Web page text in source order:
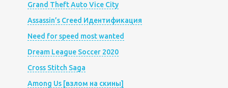
Grand Theft Auto Vice City
Assassin’s Creed Идентификация
Need for speed most wanted
Dream League Soccer 2020
Cross Stitch Saga
Among Us [взлом на скины]